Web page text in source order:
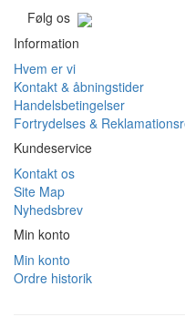
Følg os
Information
Hvem er vi
Kontakt & åbningstider
Handelsbetingelser
Fortrydelses &
Kundeservice
Kontakt os
Site Map
Nyhedsbrev
Min konto
Min konto
Ordre historik